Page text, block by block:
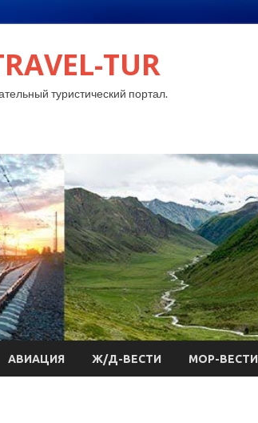
TUR
туристический портал.
АВИАЦИЯ Ж/Д-ВЕСТИ МОР-ВЕСТИ